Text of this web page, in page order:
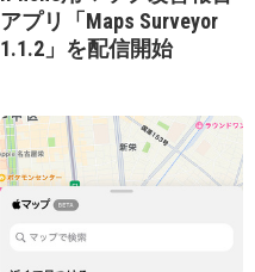
アプリ「Maps Surveyor
1.1.2」を配信開始